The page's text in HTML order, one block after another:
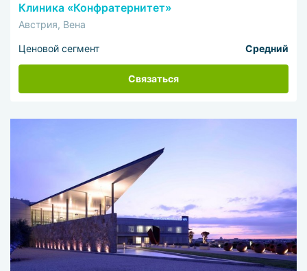
Клиника «Конфратернитет»
Австрия, Вена
Ценовой сегмент Средний
Связаться